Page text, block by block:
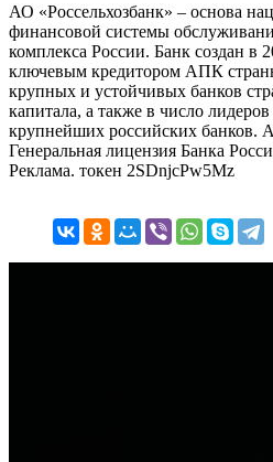
АО «Россельхозбанк» – основа
финансовой системы
комплекса России. Банк создан в
ключевым кредитором АПК
крупных и устойчивых банков
капитала, а также в число
крупнейших российских банков.
Генеральная лицензия Банка
Реклама. токен 2SDnjcPw5Mz